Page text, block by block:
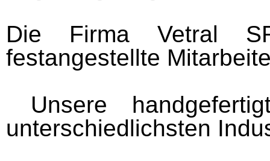
Die Firma Vetral
festangestellte
Unsere
unterschiedlichsten